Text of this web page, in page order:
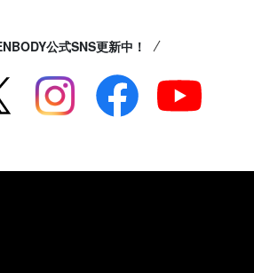
公式SNS更新中！